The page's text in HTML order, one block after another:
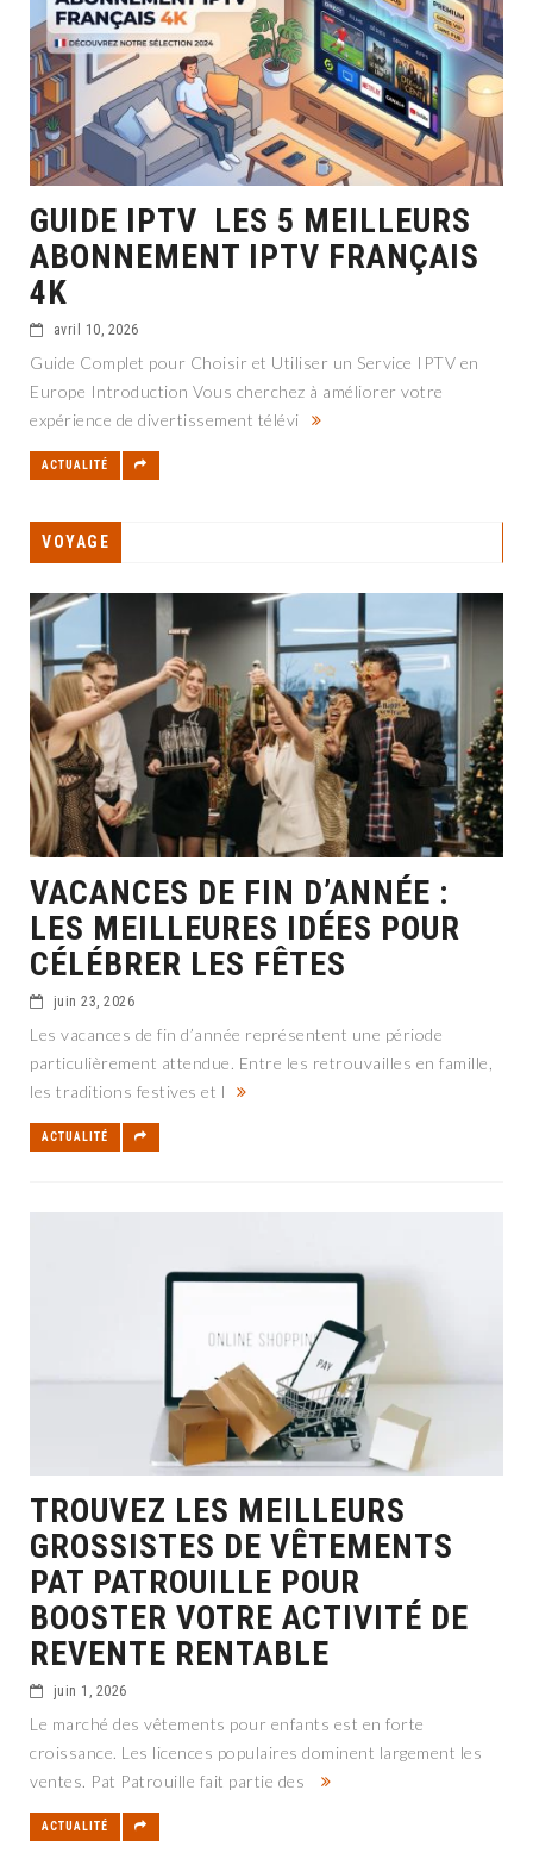
GUIDE IPTV LES 5 MEILLEURS
ABONNEMENT IPTV FRANÇAIS
4K
avril 10, 2026
Guide Complet pour Choisir et Utiliser un Service IPTV en
Europe Introduction Vous cherchez à améliorer votre
expérience de divertissement télévi
ACTUALITÉ
VOYAGE
VACANCES DE FIN D’ANNÉE :
LES MEILLEURES IDÉES POUR
CÉLÉBRER LES FÊTES
juin 23, 2026
Les vacances de fin d’année représentent une période
particulièrement attendue. Entre les retrouvailles en famille,
les traditions festives et l
ACTUALITÉ
TROUVEZ LES MEILLEURS
GROSSISTES DE VÊTEMENTS
PAT PATROUILLE POUR
BOOSTER VOTRE ACTIVITÉ DE
REVENTE RENTABLE
juin 1, 2026
Le marché des vêtements pour enfants est en forte
croissance. Les licences populaires dominent largement les
ventes. Pat Patrouille fait partie des
ACTUALITÉ